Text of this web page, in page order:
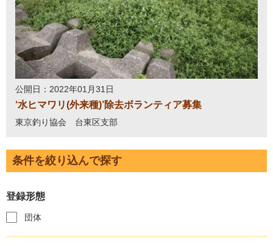
公開日：2022年01月31日
‘水ヒマワリ(外来種)’除去ボランティア募集
東京釣り協会 台東区支部
条件を絞り込んで探す
登録形態
団体